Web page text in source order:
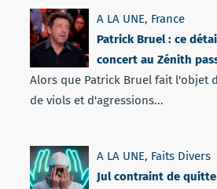
A LA UNE, France
Patrick Bruel : ce
concert au Zénith
Alors que Patrick Bruel fait l'objet
de viols et d'agressions...
A LA UNE, Faits Divers
Jul contraint de